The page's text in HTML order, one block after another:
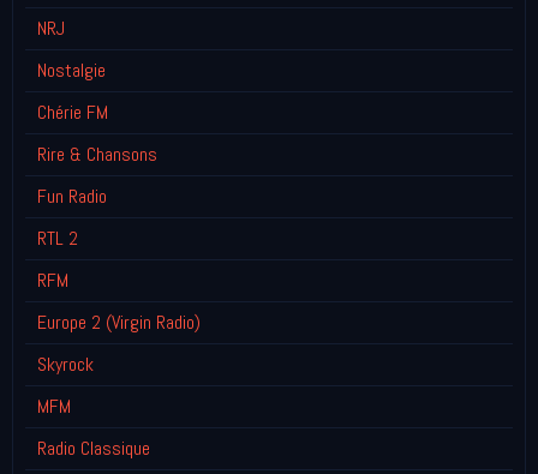
NRJ
Nostalgie
Chérie FM
Rire & Chansons
Fun Radio
RTL 2
RFM
Europe 2 (Virgin Radio)
Skyrock
MFM
Radio Classique